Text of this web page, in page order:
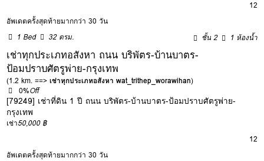
12
อัพเดตครั้งสุดท้ายมากกว่า 30 วัน
1 Bed
32 ตรม. ชั้น 2 1 ห้องน้ำ
เช่าทุกประเภทอสังหา ถนน บริพัตร-บ้านบาตร-
ป้อมปราบศัตรูพ่าย-กรุงเทพ
(1.2 km. ==>เช่าทุกประเภทอสังหา wat_trithep_worawihan)
0%Off
[79249] เช่าที่ดิน 1 ปี ถนน บริพัตร-บ้านบาตร-ป้อมปราบศัตรูพ่าย-
กรุงเทพ
เช่า50,000 ฿
12
อัพเดตครั้งสุดท้ายมากกว่า 30 วัน